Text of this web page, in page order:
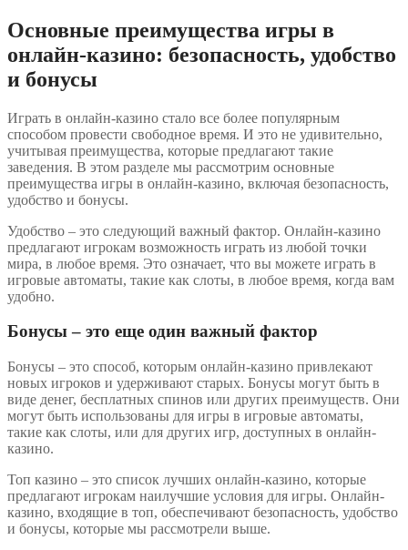
Основные преимущества игры в
онлайн-казино: безопасность, удобство
и бонусы
Играть в онлайн-казино стало все более популярным
способом провести свободное время. И это не удивительно,
учитывая преимущества, которые предлагают такие
заведения. В этом разделе мы рассмотрим основные
преимущества игры в онлайн-казино, включая безопасность,
удобство и бонусы.
Удобство – это следующий важный фактор. Онлайн-казино
предлагают игрокам возможность играть из любой точки
мира, в любое время. Это означает, что вы можете играть в
игровые автоматы, такие как слоты, в любое время, когда вам
удобно.
Бонусы – это еще один важный фактор
Бонусы – это способ, которым онлайн-казино привлекают
новых игроков и удерживают старых. Бонусы могут быть в
виде денег, бесплатных спинов или других преимуществ. Они
могут быть использованы для игры в игровые автоматы,
такие как слоты, или для других игр, доступных в онлайн-
казино.
Топ казино – это список лучших онлайн-казино, которые
предлагают игрокам наилучшие условия для игры. Онлайн-
казино, входящие в топ, обеспечивают безопасность, удобство
и бонусы, которые мы рассмотрели выше.